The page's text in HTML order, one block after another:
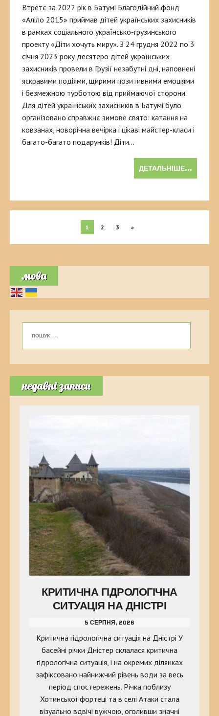
Втретє за 2022 рік в Батумі Благодійний фонд
«Аліло 2015» приймав дітей українських захисників
в рамках соціального українсько-грузинського
проекту «Діти хочуть миру». З 24 грудня 2022 по 3
січня 2023 року десятеро дітей українських
захисників провели в Грузії незабутні дні, наповнені
яскравими подіями, щирими позитивними емоціями
і безмежною турботою від приймаючої сторони.
Для дітей українських захисників в Батумі було
організовано справжнє зимове свято: катання на
ковзанах, новорічна вечірка і цікаві майстер-класи і
багато-багато подарунків! Діти…
ДЕТАЛЬНІШЕ...
1 2 3 »
мова
недавні записи
КРИТИЧНА ГІДРОЛОГІЧНА
СИТУАЦІЯ НА ДНІСТРІ
5 СЕРПНЯ, 2026
Критична гідрологічна ситуація на Дністрі У
басейні річки Дністер склалася критична
гідрологічна ситуація, і на окремих ділянках
зафіксовано найнижчий рівень води за весь
період спостережень. Річка поблизу
Хотинської фортеці та в селі Атаки стала
візуально вдвічі вужчою, оголивши значні